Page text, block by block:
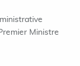
Ministre